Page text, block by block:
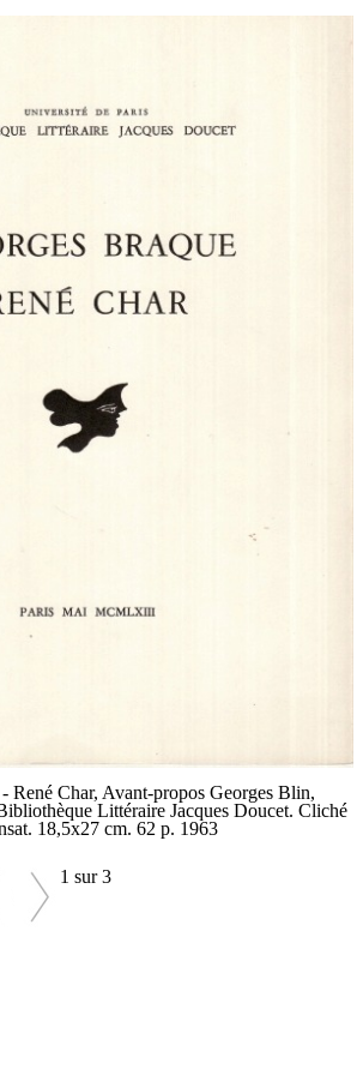
René Char, Avant-propos Georges Blin,
Littéraire Jacques Doucet. Cliché
18,5x27 cm. 62 p. 1963
1 sur 3